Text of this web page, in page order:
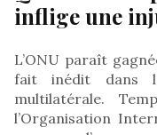
inflige une
L’ONU paraît
fait inédit dans
multilatérale.
l’Organisation